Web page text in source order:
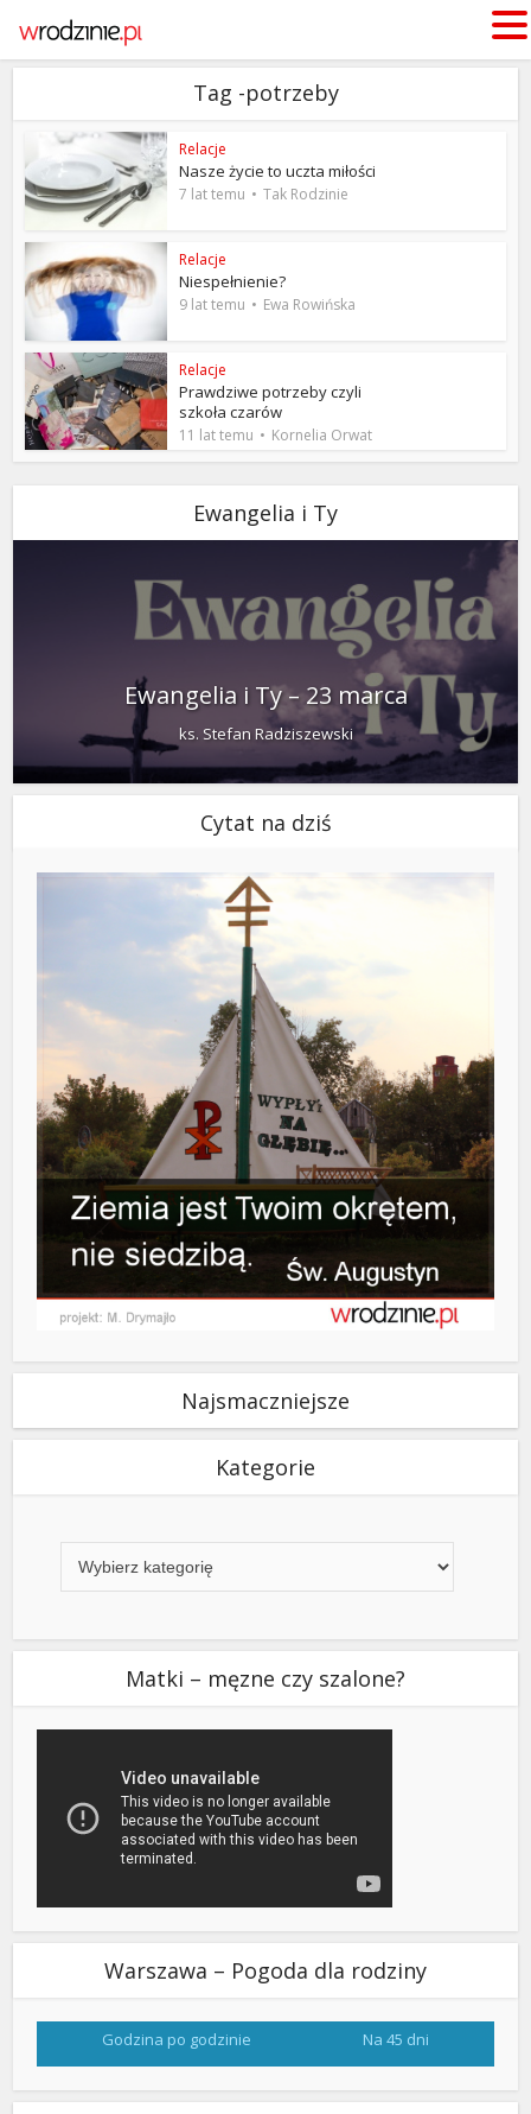
Tag -potrzeby
Relacje
Nasze życie to uczta miłości
7 lat temu Tak Rodzinie
Relacje
Niespełnienie?
9 lat temu Ewa Rowińska
Relacje
Prawdziwe potrzeby czyli
szkoła czarów
11 lat temu Kornelia Orwat
Ewangelia i Ty
Ewangelia i Ty – 23 marca
ks. Stefan Radziszewski
Cytat na dziś
Najsmaczniejsze
Kategorie
Matki – męzne czy szalone?
Warszawa – Pogoda dla rodziny
Godzina po godzinie Na 45 dni